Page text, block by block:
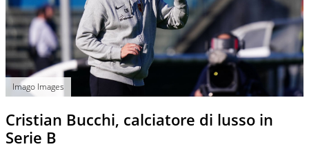
Imago Images
Cristian Bucchi, calciatore di lusso in
Serie B